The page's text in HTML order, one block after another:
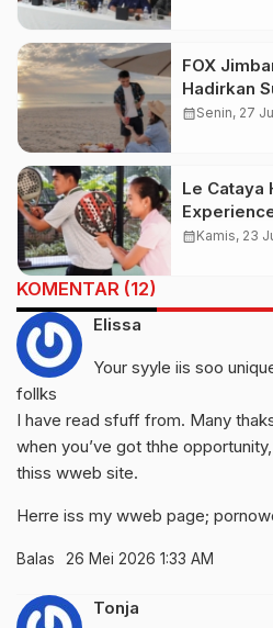
FOX
Hadirkan
Cuma 5
calendar_monthSenin, 27
Le Cataya
Lifestyle
calendar_monthKamis, 23
KOMENTAR (12)
Elissa
Your syyle iis soo
follks
I have read sfuff from. Many
when you’ve got thhe
thiss wweb site.
Herre iss my wweb page;
Balas 26 Mei 2026 1:33 AM
Tonja